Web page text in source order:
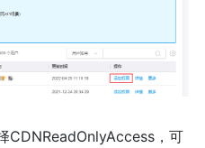
CDNReadOnlyAccess，可